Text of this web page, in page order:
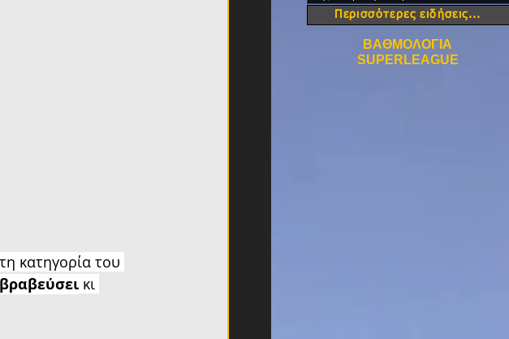
κατηγορία του
κι
ΒΑΘΜΟΛΟΓΙΑ
SUPERLEAGUE
Περισσότερες ειδήσεις...